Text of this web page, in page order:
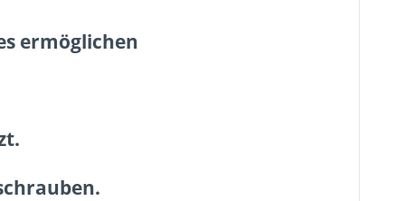
ermöglichen